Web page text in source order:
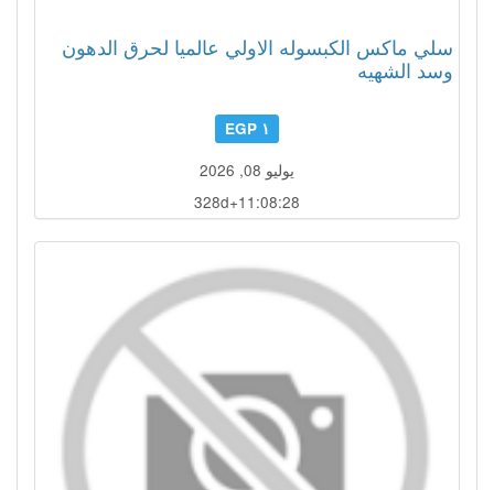
سلي ماكس الكبسوله الاولي عالميا لحرق الدهون
وسد الشهيه
١ EGP
يوليو 08, 2026
328d+11:08:25